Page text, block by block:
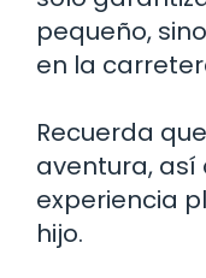
pequeño,
en la
Recuerda
aventura, así
experiencia
hijo.